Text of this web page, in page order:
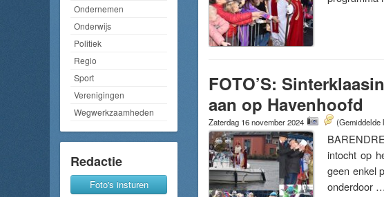
Ondernemen
Onderwijs
Politiek
Regio
Sport
Verenigingen
Wegwerkzaamheden
Redactie
Foto's insturen
FOTO’S:
aan op Havenhoofd
Zaterdag 16 november 2024 (Gemiddelde
intocht op
geen enkel
onderdoor …